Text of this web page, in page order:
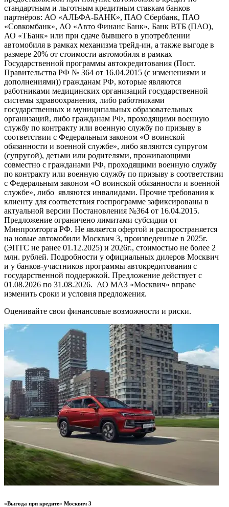
стандартным и льготным кредитным ставкам банков
партнёров: АО «АЛЬФА-БАНК», ПАО Сбербанк, ПАО
«Совкомбанк», АО «Авто Финанс Банк», Банк ВТБ (ПАО),
АО «ТБанк» или при сдаче бывшего в употреблении
автомобиля в рамках механизма трейд-ин, а также выгоде в
размере 20% от стоимости автомобиля в рамках
Государственной программы автокредитования (Пост.
Правительства РФ № 364 от 16.04.2015 (с изменениями и
дополнениями)) гражданам РФ, которые являются
работниками медицинских организаций государственной
системы здравоохранения, либо работниками
государственных и муниципальных образовательных
организаций, либо гражданам РФ, проходящими военную
службу по контракту или военную службу по призыву в
соответствии с Федеральным законом «О воинской
обязанности и военной службе», либо являются супругом
(супругой), детьми или родителями, проживающими
совместно с гражданами РФ, проходящими военную службу
по контракту или военную службу по призыву в соответствии
с Федеральным законом «О воинской обязанности и военной
службе», либо являются инвалидами. Прочие требования к
клиенту для соответствия госпрограмме зафиксированы в
актуальной версии Постановления №364 от 16.04.2015.
Предложение ограничено лимитами субсидии от
Минпромторга РФ. Не является офертой и распространяется
на новые автомобили Москвич 3, произведенные в 2025г.
(ЭПТС не ранее 01.12.2025) и 2026г., стоимостью не более 2
млн. рублей. Подробности у официальных дилеров Москвич
и у банков-участников программы автокредитования с
государственной поддержкой. Предложение действует с
01.08.2026 по 31.08.2026. АО МАЗ «Москвич» вправе
изменить сроки и условия предложения.
Оценивайте свои финансовые возможности и риски.
«Выгода при кредите» Москвич 3